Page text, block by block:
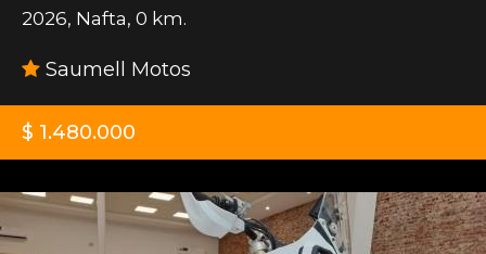
2026, Nafta, 0 km.
Saumell Motos
$ 1.480.000